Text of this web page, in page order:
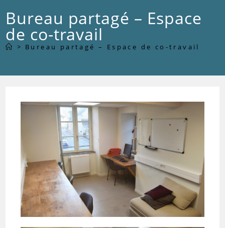
Bureau partagé – Espace
de co-travail
> Bureau partagé – Espace de co-travail